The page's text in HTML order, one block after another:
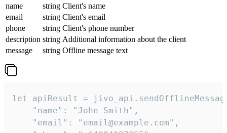
name
string Client's name
email
string Client's email
phone
string Client's phone number
description string Additional information about the client
message
string Offline message text
let apiResult =
    "name": "John Smith",
    "email": "email@example.com",